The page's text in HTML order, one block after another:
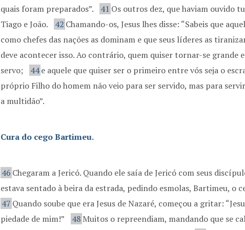
quais foram preparados”.
41 Os outros dez, que haviam ouvido
Tiago e João.
42 Chamando-os, Jesus lhes disse: “Sabeis que
como chefes das nações as dominam e que seus líderes as
deve acontecer isso. Ao contrário, quem quiser tornar-se grande
servo;
44e aquele que quiser ser o primeiro entre vós seja o
próprio Filho do homem não veio para ser servido, mas para
a multidão”.
Cura do cego Bartimeu.
46 Chegaram a Jericó. Quando ele saía de Jericó com seus
estava sentado à beira da estrada, pedindo esmolas, Bartimeu, o
47 Quando soube que era Jesus de Nazaré, começou a gritar:
piedade de mim!”
48 Muitos o repreendiam, mandando que se